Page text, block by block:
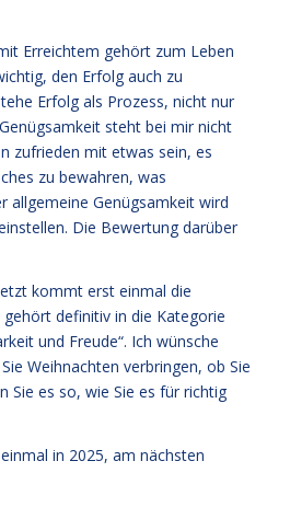
Erreichtem gehört zum Leben
den Erfolg auch zu
Erfolg als Prozess, nicht nur
steht bei mir nicht
zufrieden mit etwas sein, es
zu bewahren, was
allgemeine Genügsamkeit wird
Die Bewertung darüber
kommt erst einmal die
definitiv in die Kategorie
und Freude“. Ich wünsche
Weihnachten verbringen, ob Sie
Sie es so, wie Sie es für richtig
in 2025, am nächsten